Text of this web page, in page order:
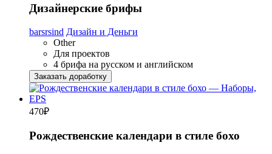
Дизайнерские брифы
barsrsind Дизайн и Деньги
Other
Для проектов
4 брифа на русском и английском
Заказать доработку
470₽
Рождественские календари в стиле бохо